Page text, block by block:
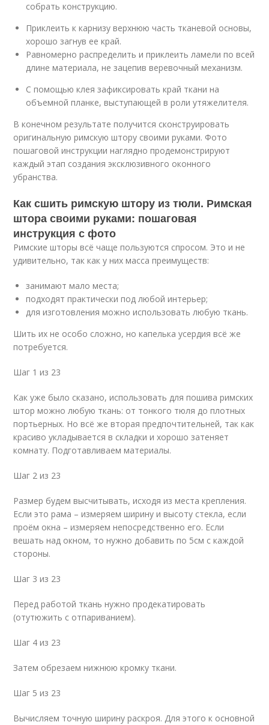
собрать конструкцию.
Приклеить к карнизу верхнюю часть тканевой основы,
хорошо загнув ее край.
Равномерно распределить и приклеить ламели по всей
длине материала, не зацепив веревочный механизм.
С помощью клея зафиксировать край ткани на
объемной планке, выступающей в роли утяжелителя.
В конечном результате получится сконструировать
оригинальную римскую штору своими руками. Фото
пошаговой инструкции наглядно продемонстрируют
каждый этап создания эксклюзивного оконного
убранства.
Как сшить римскую штору из тюли. Римская
штора своими руками: пошаговая
инструкция с фото
Римские шторы всё чаще пользуются спросом. Это и не
удивительно, так как у них масса преимуществ:
занимают мало места;
подходят практически под любой интерьер;
для изготовления можно использовать любую ткань.
Шить их не особо сложно, но капелька усердия всё же
потребуется.
Шаг 1 из 23
Как уже было сказано, использовать для пошива римских
штор можно любую ткань: от тонкого тюля до плотных
портьерных. Но всё же вторая предпочтительней, так как
красиво укладывается в складки и хорошо затеняет
комнату. Подготавливаем материалы.
Шаг 2 из 23
Размер будем высчитывать, исходя из места крепления.
Если это рама – измеряем ширину и высоту стекла, если
проём окна – измеряем непосредственно его. Если
вешать над окном, то нужно добавить по 5см с каждой
стороны.
Шаг 3 из 23
Перед работой ткань нужно продекатировать
(отутюжить с отпариванием).
Шаг 4 из 23
Затем обрезаем нижнюю кромку ткани.
Шаг 5 из 23
Вычисляем точную ширину раскроя. Для этого к основной